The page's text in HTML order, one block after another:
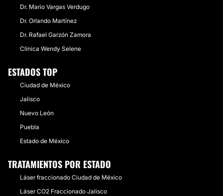
Dr. Mario Vargas Verdugo
Dr. Orlando Martínez
Dr. Rafael Garzón Zamora
Clínica Wendy Selene
ESTADOS TOP
Ciudad de México
Jalisco
Nuevo León
Puebla
Estado de México
TRATAMIENTOS POR ESTADO
Láser fraccionado Ciudad de México
Láser CO2 Fraccionado Jalisco